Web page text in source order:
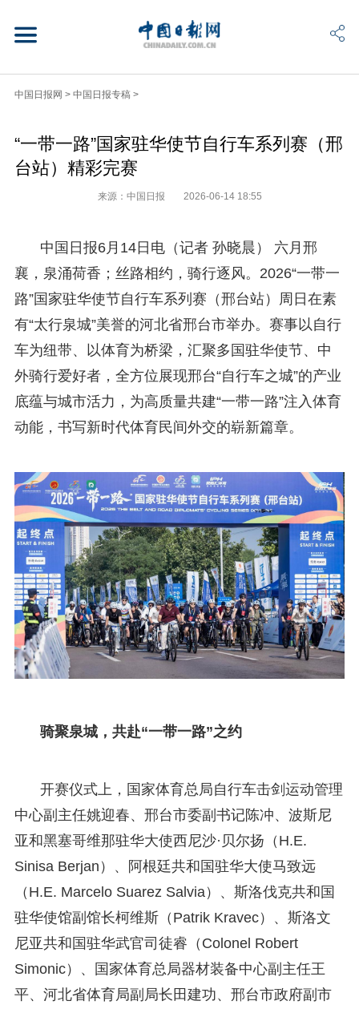
中国日报网 > 中国日报专稿 >
“一带一路”国家驻华使节自行车系列赛（邢
台站）精彩完赛
来源：中国日报 2026-06-14 18:55
中国日报6月14日电（记者 孙晓晨） 六月邢
襄，泉涌荷香；丝路相约，骑行逐风。2026“一带一
路”国家驻华使节自行车系列赛（邢台站）周日在素
有“太行泉城”美誉的河北省邢台市举办。赛事以自行
车为纽带、以体育为桥梁，汇聚多国驻华使节、中
外骑行爱好者，全方位展现邢台“自行车之城”的产业
底蕴与城市活力，为高质量共建“一带一路”注入体育
动能，书写新时代体育民间外交的崭新篇章。
骑聚泉城，共赴“一带一路”之约
开赛仪式上，国家体育总局自行车击剑运动管理
中心副主任姚迎春、邢台市委副书记陈冲、波斯尼
亚和黑塞哥维那驻华大使西尼沙·贝尔扬（H.E.
Sinisa Berjan）、阿根廷共和国驻华大使马致远
（H.E. Marcelo Suarez Salvia）、斯洛伐克共和国
驻华使馆副馆长柯维斯（Patrik Kravec）、斯洛文
尼亚共和国驻华武官司徒睿（Colonel Robert
Simonic）、国家体育总局器材装备中心副主任王
平、河北省体育局副局长田建功、邢台市政府副市